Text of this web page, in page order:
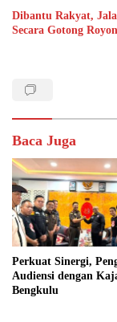
Dibantu Rakyat,
Secara Gotong
Baca Juga
Perkuat Sinergi,
Audiensi dengan
Bengkulu